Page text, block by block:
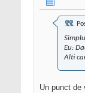
Eu:
Alti
Un punct de